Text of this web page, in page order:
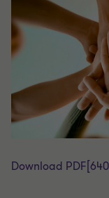
Download PDF